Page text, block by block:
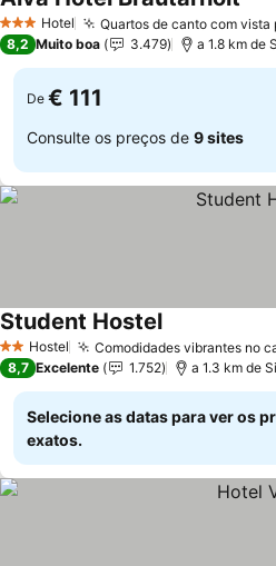
3 EstrelasHotel Quartos de canto com vista
8,2 Muito boa 3.479 a 1.8 km de
De € 111
Consulte os preços de 9 sites
2 Estrelas
Hostel Comodidades vibrantes no
Student Hostel
8,7 Excelente 1.752 a 1.3 km de
Selecione as datas para ver os
exatos.